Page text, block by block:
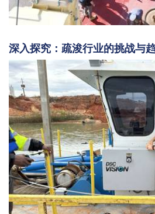
深入探究：疏浚行业的挑战与